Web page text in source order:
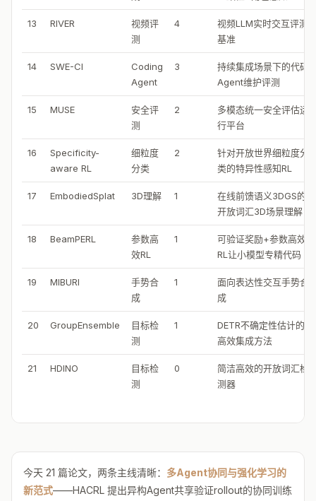
13 RIVER
视频评
测
4
视频LLM实时交互评测
基准
14 SWE-CI
Coding
Agent
3
持续集成场景下的代码
Agent维护评测
15 MUSE
安全评
测
2
多模态统一安全评估运
行平台
16
Specificity-
aware RL
细粒度
分类
2
针对开放世界细粒度分
类的特异性感知RL
17 EmbodiedSplat 3D理解 1
在线前馈语义3DGS的
开放词汇3D场景理解
18 BeamPERL
参数高
效RL
1
可验证奖励+参数高效
RL让小模型专精代码
19 MIBURI
手势合
成
1
面向表达性交互手势合
成
20 GroupEnsemble
目标检
测
1
DETR不确定性估计的
高效集成方法
21 HDINO
目标检
测
0
简洁高效的开放词汇检
测器
今天 21 篇论文，两条主线清晰： 多Agent协同与强化学习的
新范式——HACRL 提出异构Agent共享验证rollout的协同训练